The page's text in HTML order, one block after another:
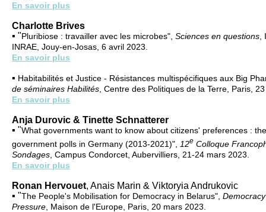
En savoir plus
Charlotte Brives
▪ "Pluribiose : travailler avec les microbes", Sciences en questions
INRAE, Jouy-en-Josas, 6 avril 2023.
En savoir plus
▪ Habitabilités et Justice - Résistances multispécifiques aux Big
de séminaires Habilités , Centre des Politiques de la Terre, Paris,
En savoir plus
Anja Durovic & Tinette Schnatterer
▪ "What governments want to know about citizens' preferences :
government polls in Germany (2013-2021)",
12e Colloque
Sondages , Campus Condorcet, Aubervilliers, 21-24 mars 2023.
En savoir plus
Ronan Hervouet, Anais Marin & Viktoryia Andrukovic
▪ "The People's Mobilisation for Democracy in Belarus",
Pressure , Maison de l'Europe, Paris, 20 mars 2023.